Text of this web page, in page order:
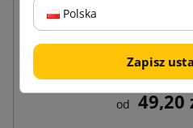
Zestaw folia Stretch
od 49,20
Polska
Zapisz